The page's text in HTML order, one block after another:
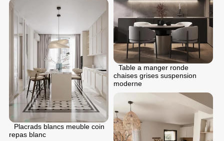
Table a manger ronde
chaises grises suspension
moderne
Placrads blancs meuble coin
repas blanc